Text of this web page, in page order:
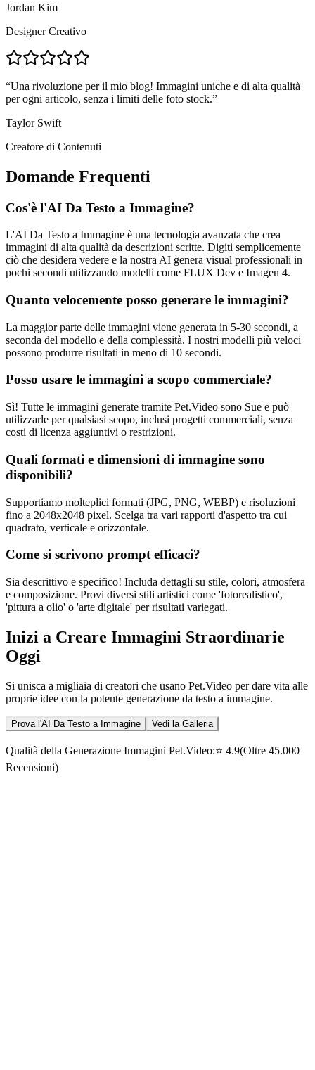
Jordan Kim
Designer Creativo
“Una rivoluzione per il mio blog! Immagini uniche e di alta qualità
per ogni articolo, senza i limiti delle foto stock.”
Taylor Swift
Creatore di Contenuti
Domande Frequenti
Cos'è l'AI Da Testo a Immagine?
L'AI Da Testo a Immagine è una tecnologia avanzata che crea
immagini di alta qualità da descrizioni scritte. Digiti semplicemente
ciò che desidera vedere e la nostra AI genera visual professionali in
pochi secondi utilizzando modelli come FLUX Dev e Imagen 4.
Quanto velocemente posso generare le immagini?
La maggior parte delle immagini viene generata in 5-30 secondi, a
seconda del modello e della complessità. I nostri modelli più veloci
possono produrre risultati in meno di 10 secondi.
Posso usare le immagini a scopo commerciale?
Sì! Tutte le immagini generate tramite Pet.Video sono Sue e può
utilizzarle per qualsiasi scopo, inclusi progetti commerciali, senza
costi di licenza aggiuntivi o restrizioni.
Quali formati e dimensioni di immagine sono
disponibili?
Supportiamo molteplici formati (JPG, PNG, WEBP) e risoluzioni
fino a 2048x2048 pixel. Scelga tra vari rapporti d'aspetto tra cui
quadrato, verticale e orizzontale.
Come si scrivono prompt efficaci?
Sia descrittivo e specifico! Includa dettagli su stile, colori, atmosfera
e composizione. Provi diversi stili artistici come 'fotorealistico',
'pittura a olio' o 'arte digitale' per risultati variegati.
Inizi a Creare Immagini Straordinarie
Oggi
Si unisca a migliaia di creatori che usano Pet.Video per dare vita alle
proprie idee con la potente generazione da testo a immagine.
Prova l'AI Da Testo a Immagine Vedi la Galleria
Qualità della Generazione Immagini Pet.Video:⭐ 4.9(Oltre 45.000
Recensioni)